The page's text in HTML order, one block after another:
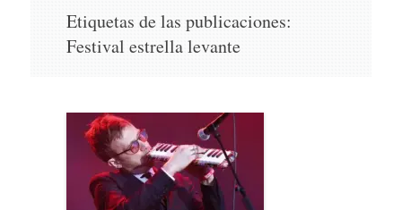
contenido
Etiquetas de las publicaciones:
Festival estrella levante